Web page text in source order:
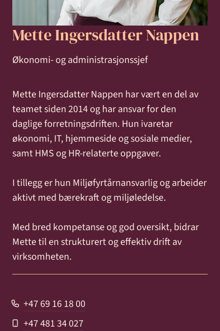
Mette Ingersdatter Nappen
Økonomi- og administrasjonssjef
Mette Ingersdatter Nappen har vært en del av
teamet siden 2014 og har ansvar for den
daglige forretningsdriften. Hun ivaretar
økonomi, IT, hjemmeside og sosiale medier,
samt HMS og HR-relaterte oppgaver.
I tillegg er hun Miljøfyrtårnansvarlig og arbeider
aktivt med bærekraft og miljøledelse.
Med bred kompetanse og god oversikt, bidrar
Mette til en strukturert og effektiv drift av
virksomheten.
+47 69 16 18 00
+47 481 34 027
Entreprise
-
bygg
anlegg
Erstatning
ved
personskade
sykdom
Familie
og
samliv
Forbrukersaker
Konkurs
og
insolvens
Offentlige
anskaffelser
Selskapsrett
Skatt
og
avgift
Strafferett
Transaksjoner
Karriere
og miljø
Ta